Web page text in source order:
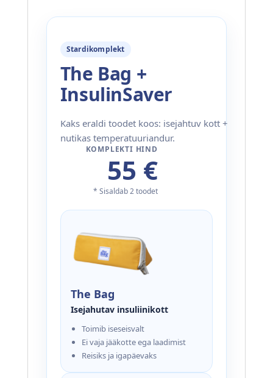
Stardikomplekt
The Bag +
InsulinSaver
Kaks eraldi toodet koos: isejahtuv kott +
nutikas temperatuuriandur.
KOMPLEKTI HIND
55 €
* Sisaldab 2 toodet
The Bag
Isejahutav insuliinikott
Toimib iseseisvalt
Ei vaja jääkotte ega laadimist
Reisiks ja igapäevaks